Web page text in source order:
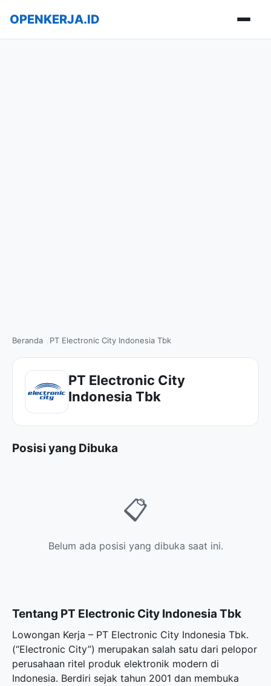
OPENKERJA.ID
Beranda PT Electronic City Indonesia Tbk
PT Electronic City
Indonesia Tbk
Posisi yang Dibuka
📋
Belum ada posisi yang dibuka saat ini.
Tentang PT Electronic City Indonesia Tbk
Lowongan Kerja – PT Electronic City Indonesia Tbk.
(“Electronic City”) merupakan salah satu dari pelopor
perusahaan ritel produk elektronik modern di
Indonesia. Berdiri sejak tahun 2001 dan membuka